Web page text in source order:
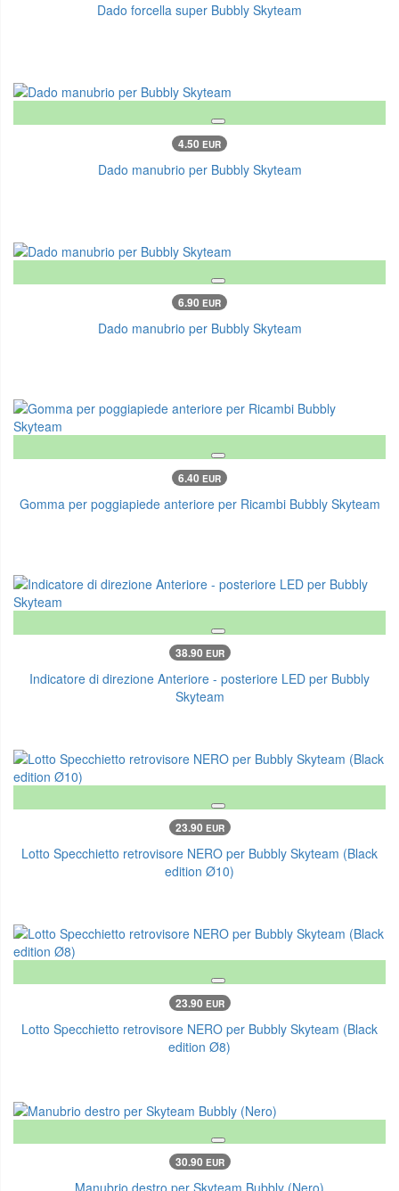
Dado forcella super Bubbly Skyteam
4.50 EUR
Dado manubrio per Bubbly Skyteam
6.90 EUR
Dado manubrio per Bubbly Skyteam
6.40 EUR
Gomma per poggiapiede anteriore per Ricambi Bubbly Skyteam
38.90 EUR
Indicatore di direzione Anteriore - posteriore LED per Bubbly
Skyteam
23.90 EUR
Lotto Specchietto retrovisore NERO per Bubbly Skyteam (Black
edition Ø10)
23.90 EUR
Lotto Specchietto retrovisore NERO per Bubbly Skyteam (Black
edition Ø8)
30.90 EUR